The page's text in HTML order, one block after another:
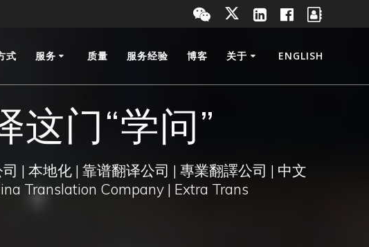
式 服务 质量 服务经验 博客 关于 ENGLISH
这门“学问”
| 本地化 | 靠谱翻译公司 | 專業翻譯公司 | 中文
Translation Company | Extra Trans